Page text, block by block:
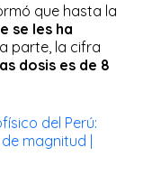
que hasta la
se les ha
parte, la cifra
dosis es de 8
del Perú:
magnitud |